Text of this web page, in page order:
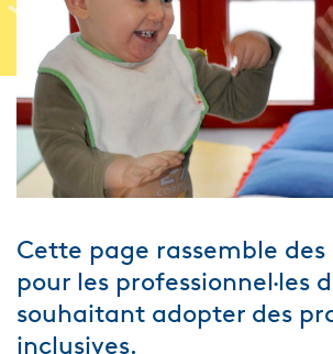
Cette page rassemble des
pour les professionnel·les
souhaitant adopter des
inclusives.